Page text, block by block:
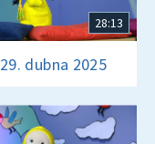
28:13
29. dubna 2025